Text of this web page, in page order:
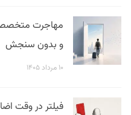
مهاجرت
و بدون سنجش
۱۰ مرداد ۱۴۰۵